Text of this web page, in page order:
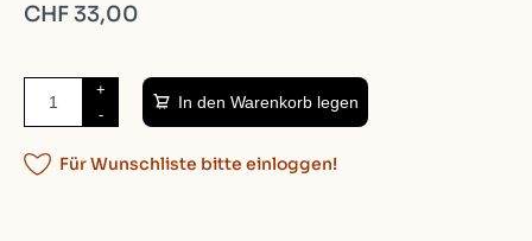
CHF 33,00
+
-
In den Warenkorb legen
Für Wunschliste bitte einloggen!